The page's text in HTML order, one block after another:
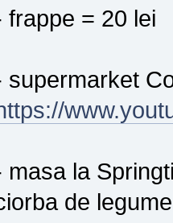
frappe = 20 lei
supermarket
masa la
de